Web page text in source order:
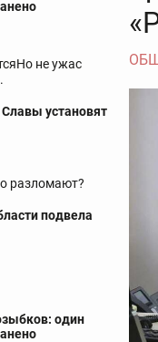
не ужас
установят
разломают?
подвела
один